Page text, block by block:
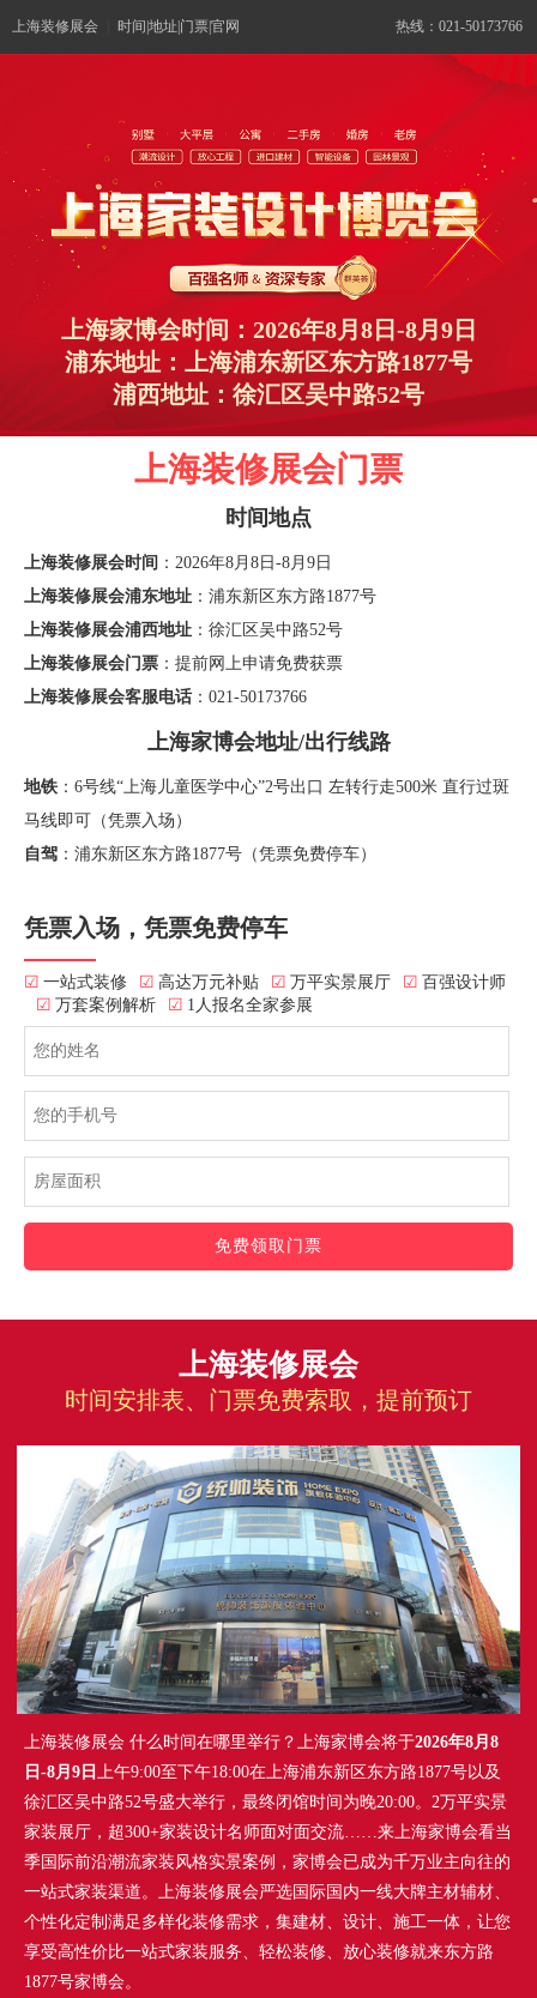
上海装修展会 时间|地址|门票|官网 热线：021-50173766
上海家博会时间：2026年8月8日-8月9日
浦东地址：上海浦东新区东方路1877号
浦西地址：徐汇区吴中路52号
上海装修展会门票
时间地点
上海装修展会时间 ：2026年8月8日-8月9日
上海装修展会浦东地址 ：浦东新区东方路1877号
上海装修展会浦西地址 ：徐汇区吴中路52号
上海装修展会门票 ：提前网上申请免费获票
上海装修展会客服电话 ：021-50173766
上海家博会地址/出行线路
地铁 ：6号线“上海儿童医学中心”2号出口 左转行走500米 直行过斑
马线即可（凭票入场）
自驾 ：浦东新区东方路1877号（凭票免费停车）
凭票入场，凭票免费停车
☑ 一站式装修 ☑ 高达万元补贴 ☑ 万平实景展厅 ☑ 百强设计师
☑ 万套案例解析 ☑ 1人报名全家参展
免费领取门票
上海装修展会
时间安排表、门票免费索取，提前预订
上海装修展会 什么时间在哪里举行？上海家博会将于2026年8月8
日-8月9日
上午9:00至下午18:00在上海浦东新区东方路1877号以及
徐汇区吴中路52号盛大举行，最终闭馆时间为晚20:00。2万平实景
家装展厅，超300+家装设计名师面对面交流……来上海家博会看当
季国际前沿潮流家装风格实景案例，家博会已成为千万业主向往的
一站式家装渠道。上海装修展会严选国际国内一线大牌主材辅材、
个性化定制满足多样化装修需求，集建材、设计、施工一体，让您
享受高性价比一站式家装服务、轻松装修、放心装修就来东方路
1877号家博会。